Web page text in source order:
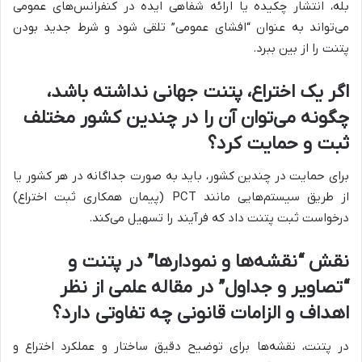
بله، انتشار چکیده یا ارائه شفاهی ایده در کنفرانس‌های عمومی
می‌تواند به عنوان “افشای عمومی” تلقی شود و شرط جدید بودن
پتنت را از بین ببرد.
اگر یک اختراع، پتنت جهانی نداشته باشد،
چگونه می‌توان آن را در چندین کشور مختلف
ثبت و حمایت کرد؟
برای حمایت در چندین کشور، باید به صورت جداگانه در هر کشور یا
از طریق سیستم‌هایی مانند PCT (پیمان همکاری ثبت اختراع)
درخواست ثبت پتنت داد که فرآیند را تسهیل می‌کند.
نقش “نقشه‌ها و نمودارها” در پتنت و
“تصاویر و جداول” در مقاله علمی از نظر
اهداف و الزامات قانونی چه تفاوتی دارد؟
در پتنت، نقشه‌ها برای توضیح دقیق ساختار و عملکرد اختراع و